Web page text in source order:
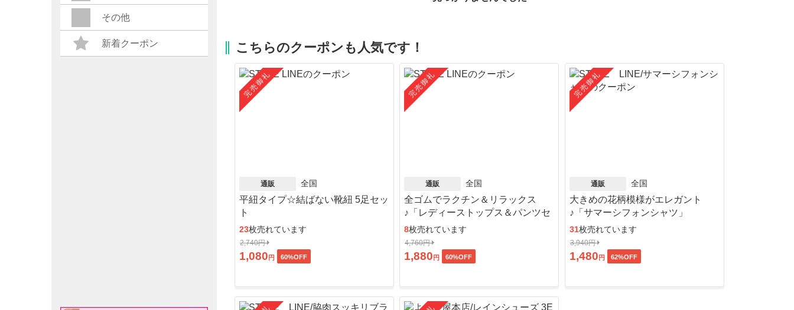
こちらのクーポンも人気です！
完売御礼
通販 全国
平紐タイプ☆結ばない靴紐 5足セッ
ト
23枚売れています
2,740円
1,080 円 60%OFF
完売御礼
通販 全国
全ゴムでラクチン＆リラックス
♪「レディーストップス＆パンツセ
ット」
8枚売れています
4,760円
1,880 円 60%OFF
完売御礼
通販 全国
大きめの花柄模様がエレガント
♪「サマーシフォンシャツ」
31枚売れています
3,940円
1,480 円 62%OFF
その他
新着クーポン